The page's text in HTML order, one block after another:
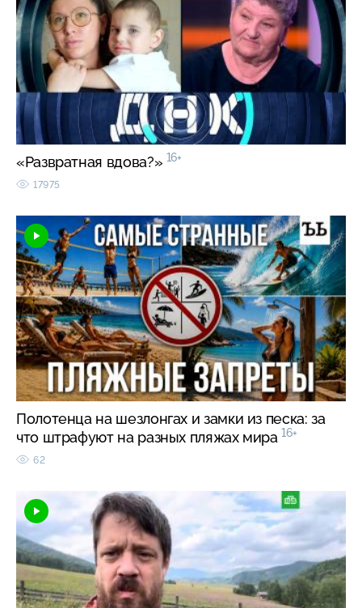
«Развратная вдова?» 16+
17975
Полотенца на шезлонгах и замки из песка: за
что штрафуют на разных пляжах мира 16+
62